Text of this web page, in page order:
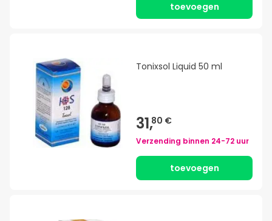
toevoegen
Tonixsol Liquid 50 ml
31,80 €
Verzending binnen 24-72 uur
toevoegen